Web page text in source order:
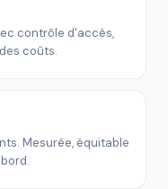
contrôle d'accès,
coûts.
Mesurée, équitable